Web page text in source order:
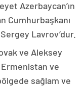
Azerbaycan’ın
Cumhurbaşkanı
Lavrov’dur.
ve Aleksey
ve
sağlam ve